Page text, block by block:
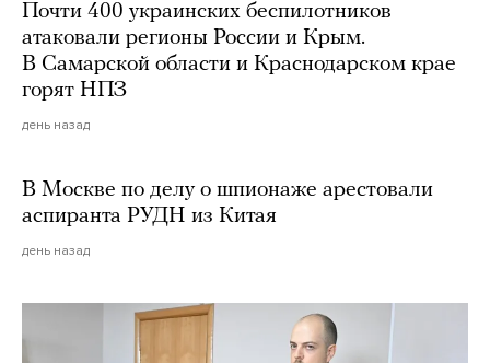
Почти 400 украинских беспилотников
атаковали регионы России и Крым.
В Самарской области и Краснодарском крае
горят НПЗ
день назад
В Москве по делу о шпионаже арестовали
аспиранта РУДН из Китая
день назад